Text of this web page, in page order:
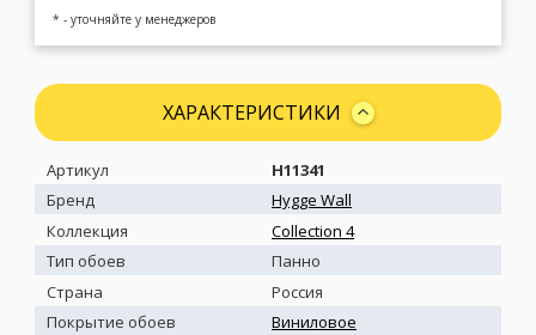
* - уточняйте у менеджеров
ХАРАКТЕРИСТИКИ
Артикул
H11341
Бренд
Hygge Wall
Коллекция
Collection 4
Тип обоев
Панно
Страна
Россия
Покрытие обоев
Виниловое